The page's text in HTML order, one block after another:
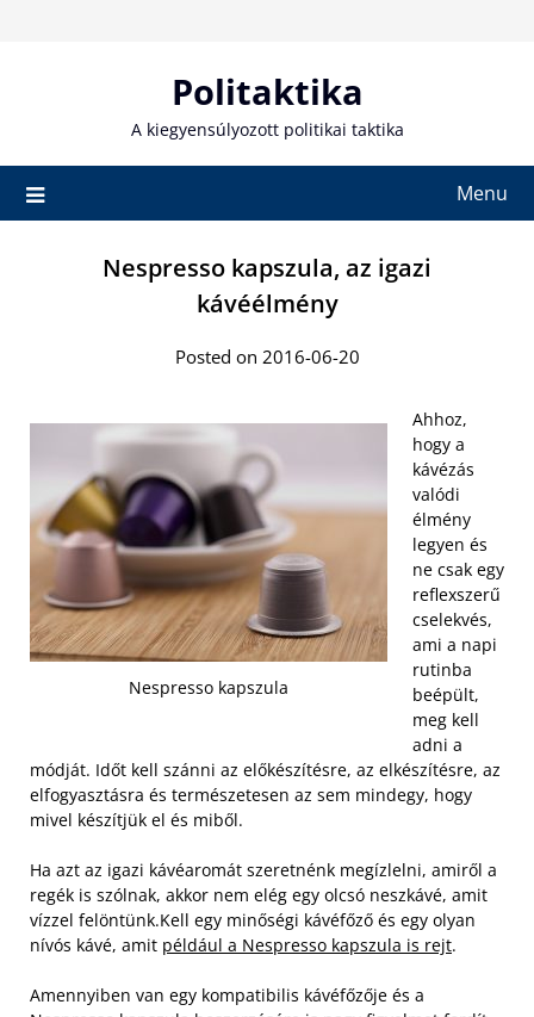
Politaktika
A kiegyensúlyozott politikai taktika
Menu
Nespresso kapszula, az igazi
kávéélmény
Posted on 2016-06-20
Nespresso kapszula
Ahhoz,
hogy a
kávézás
valódi
élmény
legyen és
ne csak egy
reflexszerű
cselekvés,
ami a napi
rutinba
beépült,
meg kell
adni a
módját. Időt kell szánni az előkészítésre, az elkészítésre, az
elfogyasztásra és természetesen az sem mindegy, hogy
mivel készítjük el és miből.
Ha azt az igazi kávéaromát szeretnénk megízlelni, amiről a
regék is szólnak, akkor nem elég egy olcsó neszkávé, amit
vízzel felöntünk.Kell egy minőségi kávéfőző és egy olyan
nívós kávé, amit például a Nespresso kapszula is rejt.
Amennyiben van egy kompatibilis kávéfőzője és a